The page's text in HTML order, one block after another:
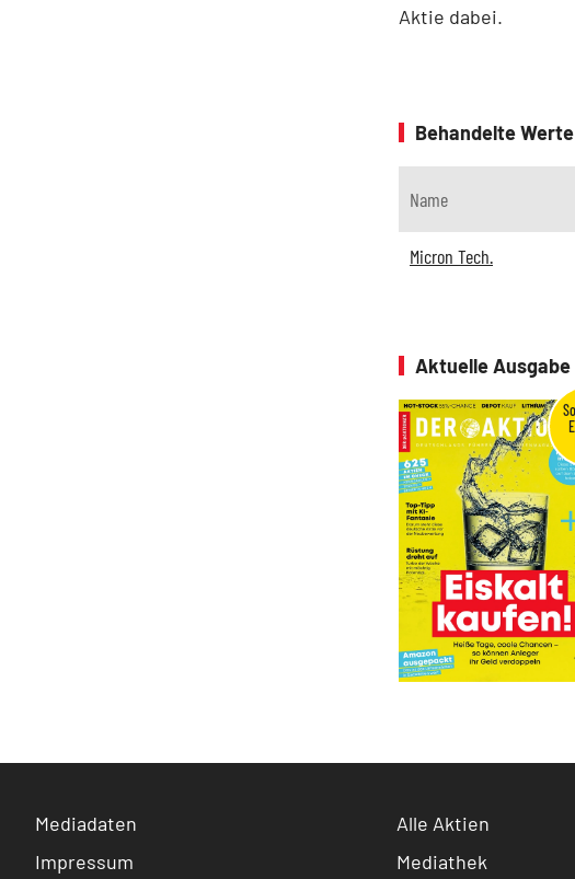
Aktie dabei.
Behandelte Werte
Name
Micron Tech.
Aktuelle Ausgabe
Mediadaten
Impressum
Alle Aktien
Mediathek